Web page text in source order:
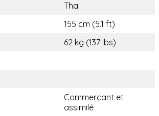
Thai
155 cm (5.1 ft)
62 kg (137 lbs)
Commerçant et
assimilé